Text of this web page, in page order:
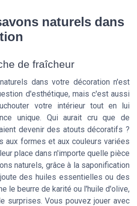
naturels dans
de fraîcheur
dans votre décoration n'est
d'esthétique, mais c'est aussi
votre intérieur tout en lui
unique. Qui aurait cru que de
devenir des atouts décoratifs ?
aux formes et aux couleurs variées
place dans n'importe quelle pièce
naturels, grâce à la saponification
des huiles essentielles ou des
le beurre de karité ou l'huile d'olive,
surprises. Vous pouvez jouer avec